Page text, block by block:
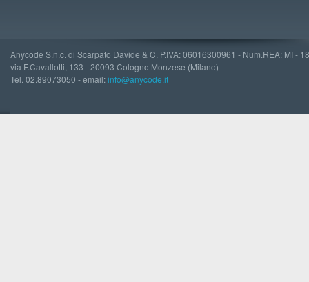
Anycode S.n.c. di Scarpato Davide & C. P.IVA: 06016300961 - Num.REA: MI -
via F.Cavallotti, 133 - 20093 Cologno Monzese (Milano)
Tel. 02.89073050 - email:info@anycode.it